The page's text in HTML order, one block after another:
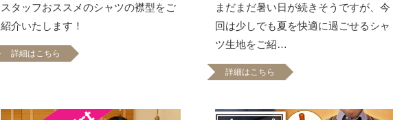
スタッフおススメのシャツの襟型をご
紹介いたします！
詳細はこちら
まだまだ暑い日が続きそうですが、今
回は少しでも夏を快適に過ごせるシャ
ツ生地をご紹…
詳細はこちら